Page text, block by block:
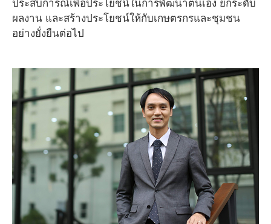
ประสบการณ์เพื่อประโยชน์ในการพัฒนาตนเอง ยกระดับ
ผลงาน และสร้างประโยชน์ให้กับเกษตรกรและชุมชน
อย่างยั่งยืนต่อไป